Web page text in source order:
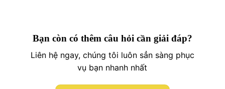
Bạn còn có thêm câu hỏi cần giải đáp?
Liên hệ ngay, chúng tôi luôn sẳn sàng phục
vụ bạn nhanh nhất